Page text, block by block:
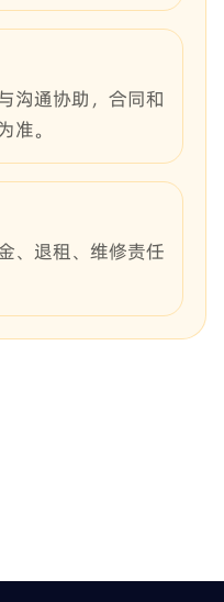
沟通协助，合同和
准。
、退租、维修责任